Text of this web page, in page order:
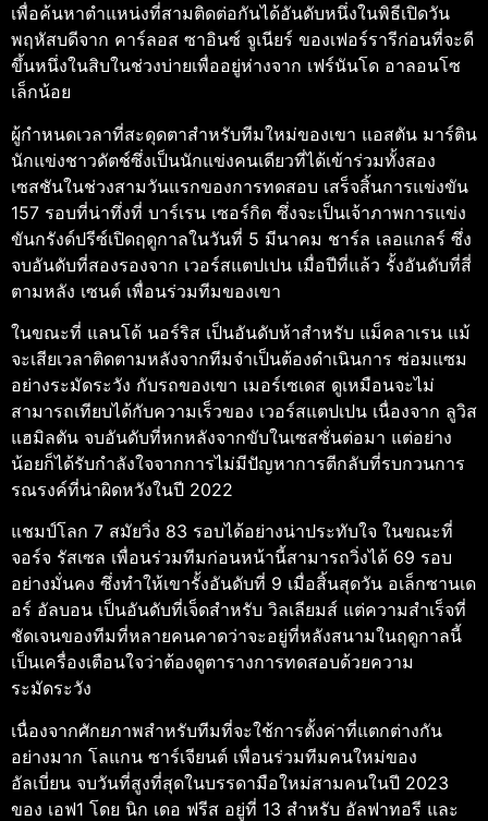
เพื่อค้นหาตำแหน่งที่สามติดต่อกันได้อันดับหนึ่งในพิธีเปิดวัน
พฤหัสบดีจาก คาร์ลอส ซาอินซ์ จูเนียร์ ของเฟอร์รารีก่อนที่จะดี
ขึ้นหนึ่งในสิบในช่วงบ่ายเพื่ออยู่ห่างจาก เฟร์นันโด อาลอนโซ
เล็กน้อย
ผู้กำหนดเวลาที่สะดุดตาสำหรับทีมใหม่ของเขา แอสตัน มาร์ติน
นักแข่งชาวดัตช์ซึ่งเป็นนักแข่งคนเดียวที่ได้เข้าร่วมทั้งสอง
เซสชันในช่วงสามวันแรกของการทดสอบ เสร็จสิ้นการแข่งขัน
157 รอบที่น่าทึ่งที่ บาร์เรน เซอร์กิต ซึ่งจะเป็นเจ้าภาพการแข่ง
ขันกรังด์ปรีซ์เปิดฤดูกาลในวันที่ 5 มีนาคม ชาร์ล เลอแกลร์ ซึ่ง
จบอันดับที่สองรองจาก เวอร์สแตปเปน เมื่อปีที่แล้ว รั้งอันดับที่สี่
ตามหลัง เซนต์ เพื่อนร่วมทีมของเขา
ในขณะที่ แลนโด้ นอร์ริส เป็นอันดับห้าสำหรับ แม็คลาเรน แม้
จะเสียเวลาติดตามหลังจากทีมจำเป็นต้องดำเนินการ ซ่อมแซม
อย่างระมัดระวัง กับรถของเขา เมอร์เซเดส ดูเหมือนจะไม่
สามารถเทียบได้กับความเร็วของ เวอร์สแตปเปน เนื่องจาก ลูวิส
แฮมิลตัน จบอันดับที่หกหลังจากขับในเซสชั่นต่อมา แต่อย่าง
น้อยก็ได้รับกำลังใจจากการไม่มีปัญหาการตีกลับที่รบกวนการ
รณรงค์ที่น่าผิดหวังในปี 2022
แชมป์โลก 7 สมัยวิ่ง 83 รอบได้อย่างน่าประทับใจ ในขณะที่
จอร์จ รัสเซล เพื่อนร่วมทีมก่อนหน้านี้สามารถวิ่งได้ 69 รอบ
อย่างมั่นคง ซึ่งทำให้เขารั้งอันดับที่ 9 เมื่อสิ้นสุดวัน อเล็กซานเด
อร์ อัลบอน เป็นอันดับที่เจ็ดสำหรับ วิลเลียมส์ แต่ความสำเร็จที่
ชัดเจนของทีมที่หลายคนคาดว่าจะอยู่ที่หลังสนามในฤดูกาลนี้
เป็นเครื่องเตือนใจว่าต้องดูตารางการทดสอบด้วยความ
ระมัดระวัง
เนื่องจากศักยภาพสำหรับทีมที่จะใช้การตั้งค่าที่แตกต่างกัน
อย่างมาก โลแกน ซาร์เจียนต์ เพื่อนร่วมทีมคนใหม่ของ
อัลเบี่ยน จบวันที่สูงที่สุดในบรรดามือใหม่สามคนในปี 2023
ของ เอฟ1 โดย นิก เดอ ฟรีส อยู่ที่ 13 สำหรับ อัลฟาทอรี และ